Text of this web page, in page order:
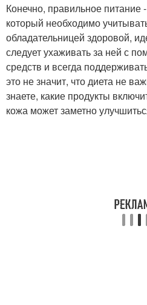
Конечно, правильное
который необходимо
обладательницей здоровой,
следует ухаживать за ней с
средств и всегда
это не значит, что диета не
знаете, какие продукты
кожа может заметно